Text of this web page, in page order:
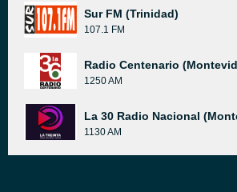
Sur FM (Trinidad)
107.1 FM
Radio Centenario
1250 AM
La 30 Radio Nacional
1130 AM